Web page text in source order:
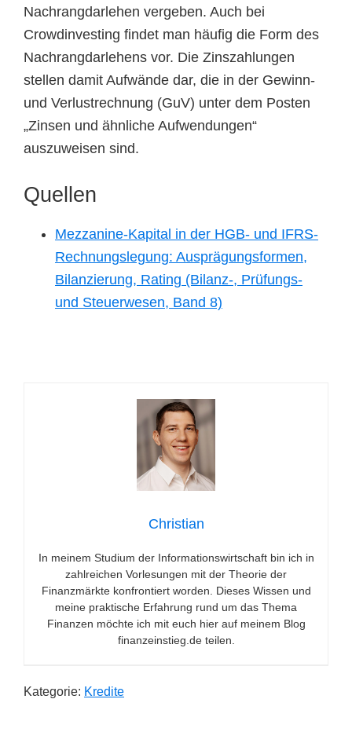
Nachrangdarlehen vergeben. Auch bei
Crowdinvesting findet man häufig die Form des
Nachrangdarlehens vor. Die Zinszahlungen
stellen damit Aufwände dar, die in der Gewinn-
und Verlustrechnung (GuV) unter dem Posten
„Zinsen und ähnliche Aufwendungen“
auszuweisen sind.
Quellen
Mezzanine-Kapital in der HGB- und IFRS-
Rechnungslegung: Ausprägungsformen,
Bilanzierung, Rating (Bilanz-, Prüfungs-
und Steuerwesen, Band 8)
Christian
In meinem Studium der Informationswirtschaft bin ich in
zahlreichen Vorlesungen mit der Theorie der
Finanzmärkte konfrontiert worden. Dieses Wissen und
meine praktische Erfahrung rund um das Thema
Finanzen möchte ich mit euch hier auf meinem Blog
finanzeinstieg.de teilen.
Kategorie: Kredite